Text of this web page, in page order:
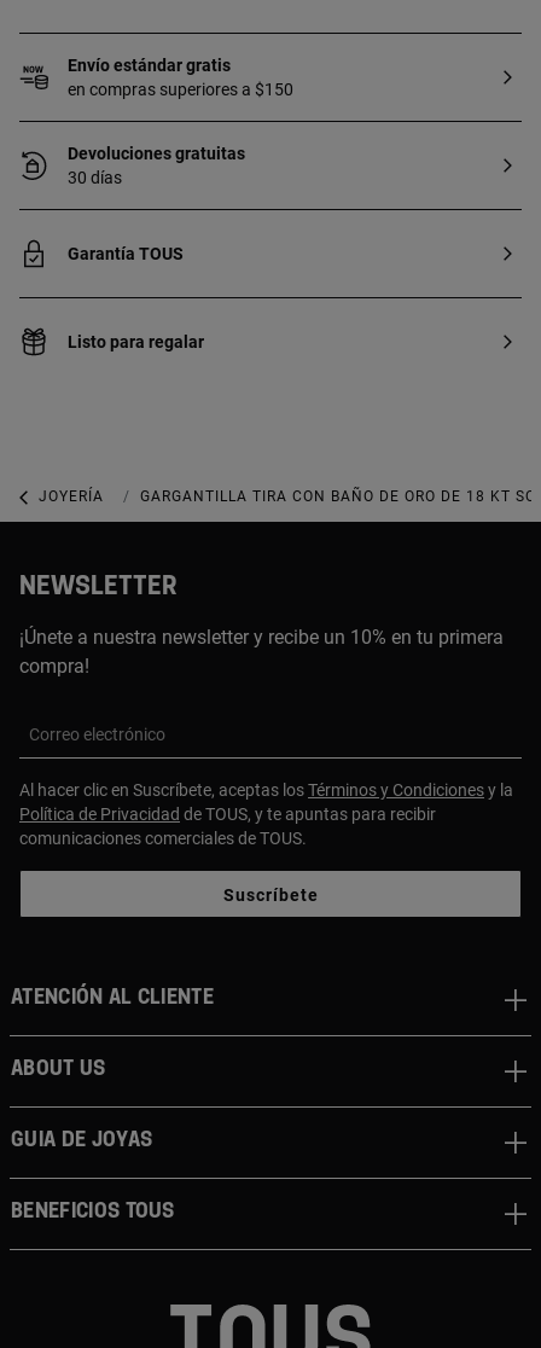
Envío estándar gratis
en compras superiores a $150
Devoluciones gratuitas
30 días
Garantía TOUS
Listo para regalar
JOYERÍA JOYAS CON PERLAS
GARGANTILLA TIRA CON BAÑO DE ORO DE 18 KT
NEWSLETTER
¡Únete a nuestra newsletter y recibe un 10% en tu primera
compra!
Correo electrónico
Al hacer clic en Suscríbete, aceptas losTérminos y Condicionesy la
Política de Privacidad de TOUS, y te apuntas para recibir
comunicaciones comerciales de TOUS.
Suscríbete
Atención al cliente
About us
Guia de joyas
Beneficios TOUS